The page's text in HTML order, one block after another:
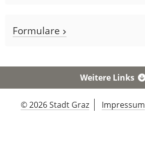
Formulare
Weitere Links
© 2026 Stadt Graz Impressum